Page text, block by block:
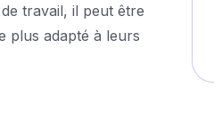
travail, il peut être
plus adapté à leurs